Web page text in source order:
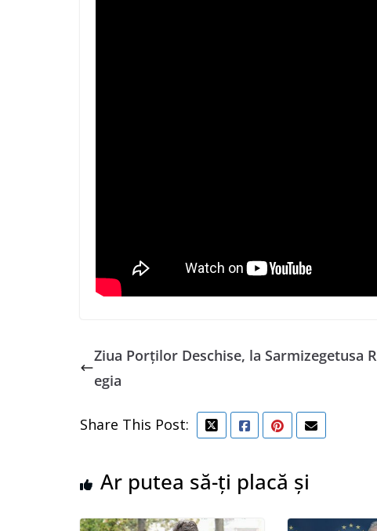
Ziua Porților Deschise, la Sarmizegetusa R
egia
Share This Post:
Ar putea să-ți placă și